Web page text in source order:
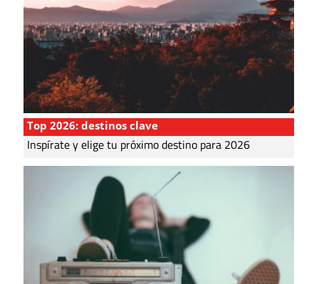
Top 2026: destinos clave
Inspírate y elige tu próximo destino para 2026